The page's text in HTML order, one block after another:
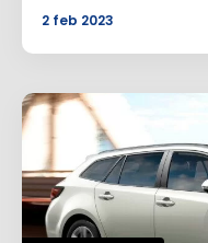
2 feb 2023